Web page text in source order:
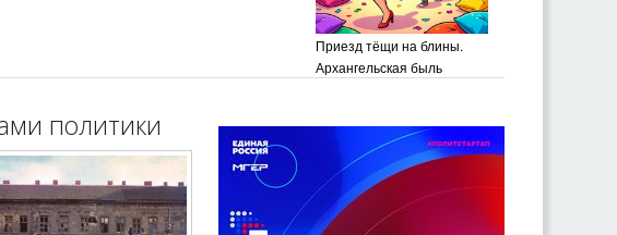
Приезд тёщи на блины.
Архангельская быль
политики